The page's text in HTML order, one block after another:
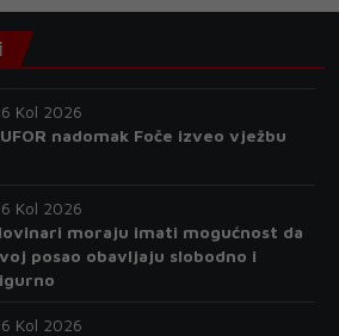
Kol 2026
nadomak Foče izveo vježbu
Kol 2026
moraju imati mogućnost da
posao obavljaju slobodno i
Kol 2026